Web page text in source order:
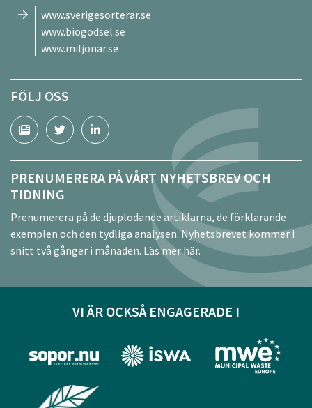
www.sverigesorterar.se
www.biogodsel.se
www.miljönär.se
FÖLJ OSS
PRENUMERERA PÅ VÅRT NYHETSBREV OCH
TIDNING
Prenumerera på de djuplodande artiklarna, de förklarande
exemplen och den tydliga analysen. Nyhetsbrevet kommer i
snitt två gånger i månaden. Läs mer här.
VI ÄR OCKSÅ ENGAGERADE I